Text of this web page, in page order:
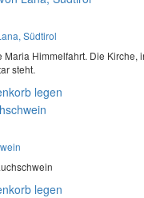
Südtirol
Maria Himmelfahrt. Die Kirche,
steht.
legen
legen